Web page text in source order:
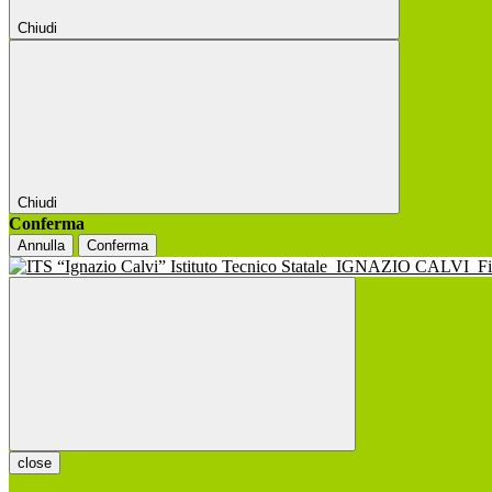
Chiudi
Chiudi
Conferma
Annulla Conferma
Istituto Tecnico Statale IGNAZIO CALVI
close